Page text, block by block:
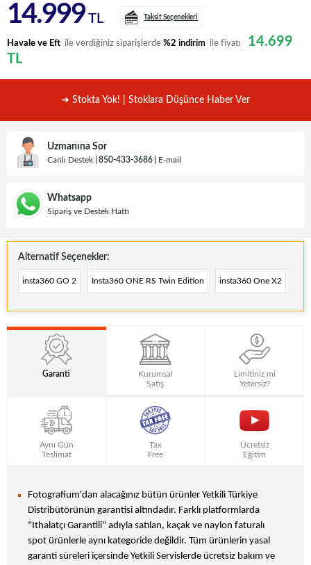
14.999 TL Taksit Seçenekleri
Havale ve Eft ile verdiğiniz siparişlerde %2 indirim ile fiyatı
14.699
TL
➜ Stokta Yok! | Stoklara Düşünce Haber Ver
Uzmanına Sor
Canlı Destek 850-433-3686 E-mail
Whatsapp
Sipariş ve Destek Hattı
Alternatif Seçenekler:
insta360 GO 2 Insta360 ONE RS Twin Edition insta360 One X2
Garanti
Kurumsal
Satış
Limitiniz mi
Yetersiz?
Aynı Gün
Teslimat
Tax
Free
Ücretsiz
Eğitim
Fotografium'dan alacağınız bütün ürünler Yetkili Türkiye
Distribütörünün garantisi altındadır. Farklı platformlarda
"Ithalatçı Garantili" adıyla satılan, kaçak ve naylon faturalı
spot ürünlerle aynı kategoride değildir. Tüm ürünlerin yasal
garanti süreleri içersinde Yetkili Servislerde ücretsiz bakım ve